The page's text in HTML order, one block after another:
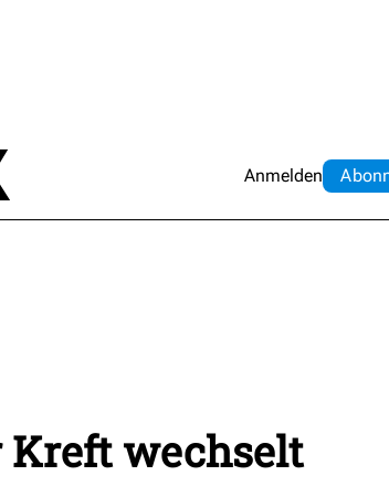
Anmelden Abo
Kreft wechselt